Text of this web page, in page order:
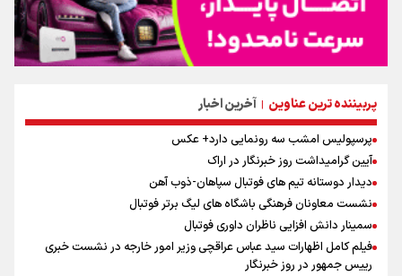
پربیننده ترین عناوین | آخرین اخبار
پرسپولیس امشب سه رونمایی دارد+ عکس
آیین گرامیداشت روز خبرنگار در اراک
دیدار دوستانه تیم های فوتبال سپاهان-ذوب آهن
نشست معاونان فرهنگی باشگاه های لیگ برتر فوتبال
سمینار دانش افزایی ناظران داوری فوتبال
فیلم کامل اظهارات سید عباس عراقچی وزیر امور خارجه در نشست خبری
رییس جمهور در روز خبرنگار